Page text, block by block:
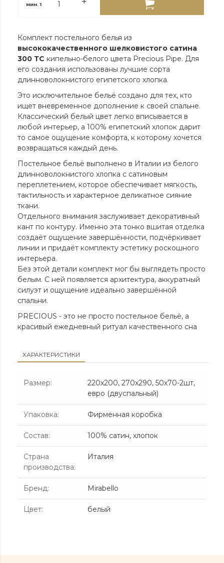
мин.1
Комплект постельного белья из
высококачественного шелковистого сатина
300 ТС кипельно-белого цвета Precious Pipe. Для
его создания использованы лучшие сорта
длинноволокнистого египетского хлопка.
Это исключительное бельё создано для тех, кто
ищет вневременное дополнение к своей спальне.
Классический белый цвет легко вписывается в
любой интерьер, а 100% египетский хлопок дарит
то самое ощущение комфорта, к которому хочется
возвращаться каждый день.
Постельное бельё выполнено в Италии из белого
длинноволокнистого хлопка с сатиновым
переплетением, которое обеспечивает мягкость,
тактильность и характерное деликатное сияние
ткани.
Отдельного внимания заслуживает декоративный
кант по контуру. Именно эта тонко вшитая отделка
создаёт ощущение завершённости, подчёркивает
линии и придаёт комплекту эстетику роскошного
интерьера.
Без этой детали комплект мог бы выглядеть просто
белым. С ней появляется архитектура, аккуратный
силуэт и ощущение идеально завершённой
спальни.
PRECIOUS - это не просто постельное бельё, а
красивый ежедневный ритуал качественного сна
ХАРАКТЕРИСТИКИ
Размер:
220х200, 270х290, 50х70-2шт,
евро (двуспальный)
Упаковка: Фирменная коробка
Состав: 100% сатин, хлопок
Страна
производства:
Италия
Бренд: Mirabello
Цвет: белый